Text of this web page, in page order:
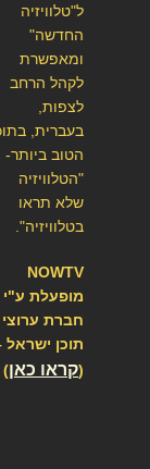
ל"טלוויזיה
החדשה"
ומאפשרת
לקהל הרחב
לצפות,
בעברית, בתוכן
הטוב ביותר-
"הטלוויזיה
שלא תראו
בטלוויזיה".
NOWTV
מופעלת ע"י
חברת ערוצי
תוכן ישראל –
קראו כאן)